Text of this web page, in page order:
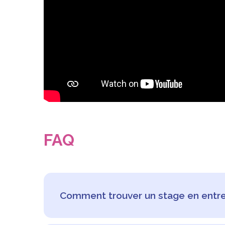
FAQ
Comment trouver un stage en